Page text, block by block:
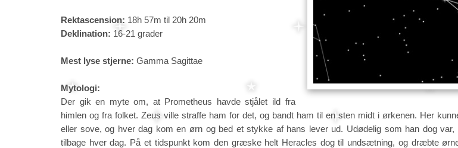
Rektascension: 18h 57m til 20h 20m
Deklination: 16-21 grader
Mest lyse stjerne: Gamma Sagittae
Mytologi:
Der gik en myte om, at Prometheus havde stjålet ild fra
himlen og fra folket. Zeus ville straffe ham for det, og bandt ham til en sten midt i ørkenen. Her
eller sove, og hver dag kom en ørn og bed et stykke af hans lever ud. Udødelig som han dog
tilbage hver dag. På et tidspunkt kom den græske helt Heracles dog til undsætning, og dræbte